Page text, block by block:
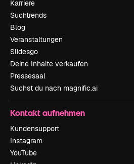
Karriere
Suchtrends
Blog
Veranstaltungen
Slidesgo
Deine Inhalte verkaufen
Pressesaal
Suchst du nach magnific.ai
Kontakt aufnehmen
Kundensupport
Instagram
YouTube